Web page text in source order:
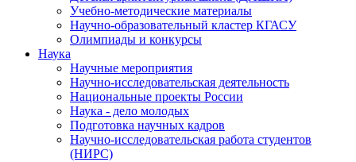
Учебно-методические материалы
Научно-образовательный кластер КГАСУ
Олимпиады и конкурсы
Наука
Научные мероприятия
Научно-исследовательская деятельность
Национальные проекты России
Наука - дело молодых
Подготовка научных кадров
Научно-исследовательская работа студентов
(НИРС)